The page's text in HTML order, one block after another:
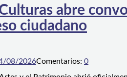
abre
ciudadano
08/2026Comentarios: 0